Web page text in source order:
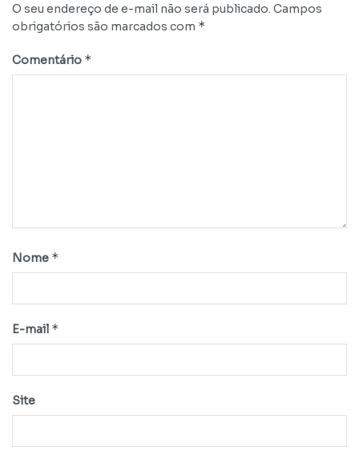
O seu endereço de e-mail não será publicado. Campos
obrigatórios são marcados com *
Comentário *
Nome *
E-mail *
Site